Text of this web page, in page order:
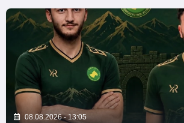
08.08.2026 - 13:05